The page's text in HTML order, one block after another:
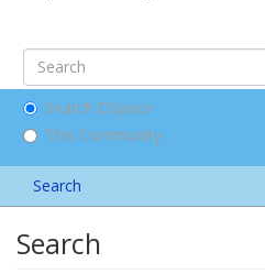
Search DSpace
This Community
Search
Search